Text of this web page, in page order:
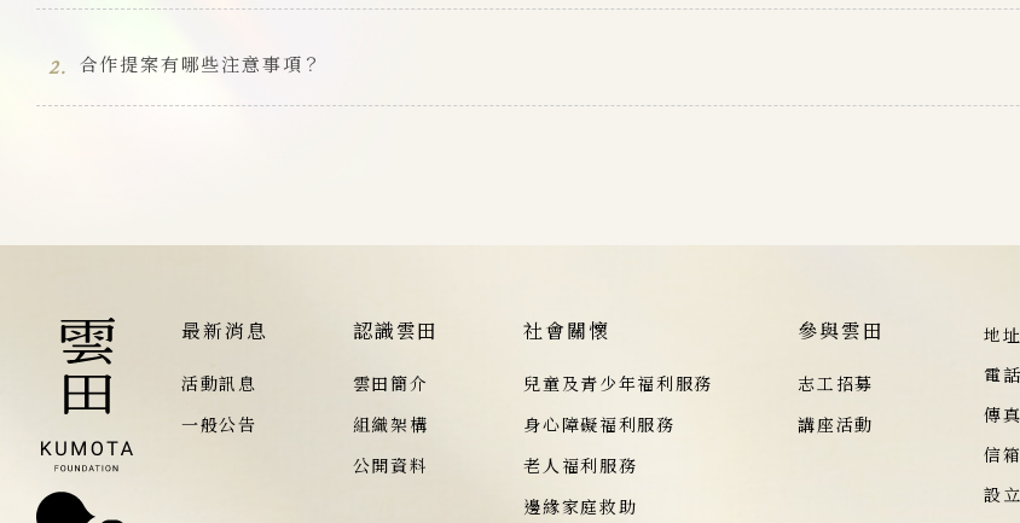
2. 合作提案有哪些注意事項？
最新消息
活動訊息
一般公告
認識雲田
雲田簡介
組織架構
公開資料
社會關懷
兒童及青少年福利服務
身心障礙福利服務
老人福利服務
邊緣家庭救助
參與雲田
志工招募
講座活動
地址
電
傳
信
設